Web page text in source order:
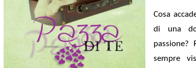
Cosa
di una
passione?
sempre